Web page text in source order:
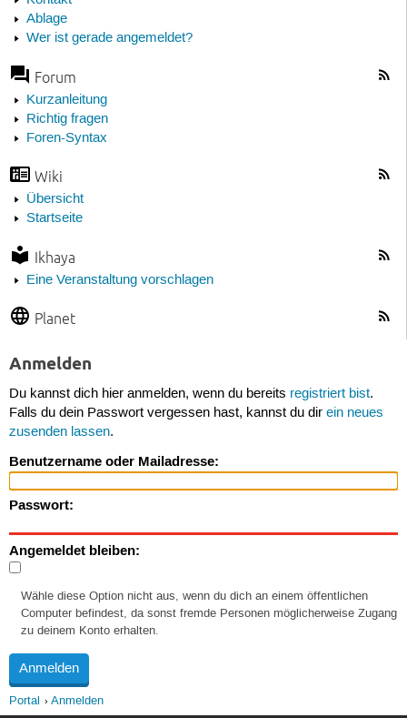
Ablage
Wer ist gerade angemeldet?
Forum
Kurzanleitung
Richtig fragen
Foren-Syntax
Wiki
Übersicht
Startseite
Ikhaya
Eine Veranstaltung vorschlagen
Planet
Anmelden
Du kannst dich hier anmelden, wenn du bereits registriert bist.
Falls du dein Passwort vergessen hast, kannst du dir ein neues
zusenden lassen.
Benutzername oder Mailadresse:
Passwort:
Angemeldet bleiben:
Wähle diese Option nicht aus, wenn du dich an einem öffentlichen
Computer befindest, da sonst fremde Personen möglicherweise Zugang
zu deinem Konto erhalten.
Portal Anmelden